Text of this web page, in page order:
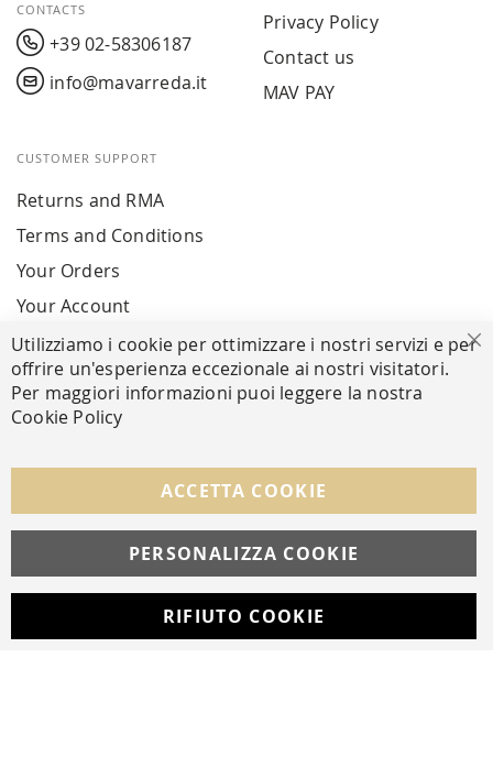
CONTACTS
+39 02-58306187
info@mavarreda.it
Privacy Policy
Contact us
MAV PAY
CUSTOMER SUPPORT
Returns and RMA
Terms and Conditions
Your Orders
Your Account
SECURE PAYMENTS
FOLLOW US ON SOCIAL MEDIA
Utilizziamo i cookie per ottimizzare i nostri servizi e per
offrire un'esperienza eccezionale ai nostri visitatori.
Per maggiori informazioni puoi leggere la nostra
Cookie Policy
ACCETTA COOKIE
PERSONALIZZA COOKIE
RIFIUTO COOKIE